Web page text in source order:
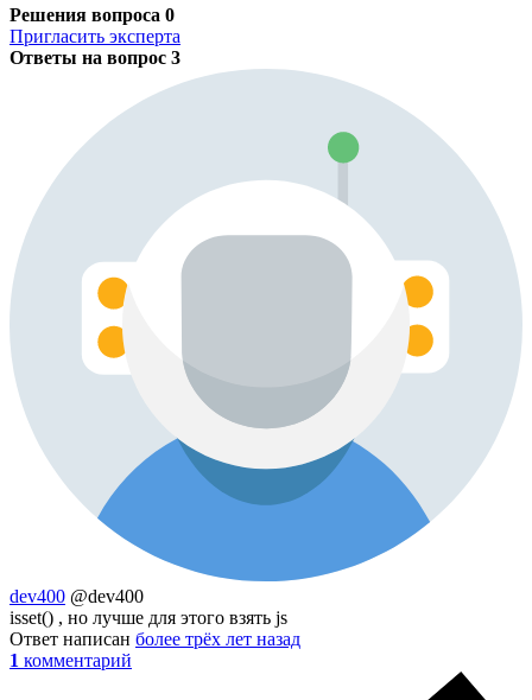
Решения вопроса 0
Пригласить эксперта
Ответы на вопрос 3
dev400 @dev400
isset() , но лучше для этого взять js
Ответ написан более трёх лет назад
1 комментарий